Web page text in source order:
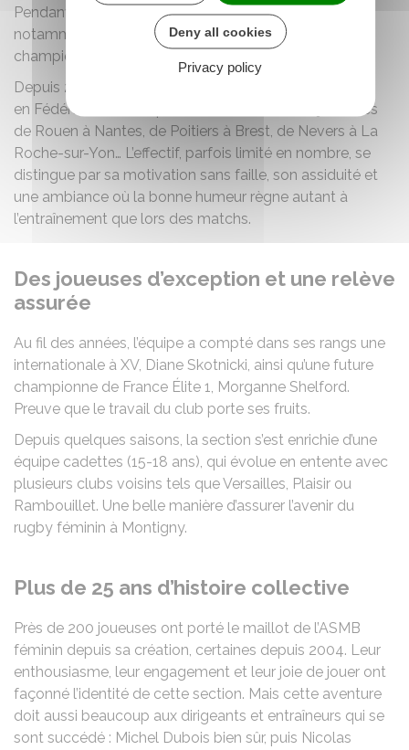
Pendant trois saisons, cette collaboration permet
notamment d’atteindre les quarts de finale du
championnat de Fédérale 3 en 2014.
Depuis 2015, l’ASMB Rugby défend seule ses couleurs
en Fédérale 2. Les déplacements mènent les joueuses
de Rouen à Nantes, de Poitiers à Brest, de Nevers à La
Roche-sur-Yon… L’effectif, parfois limité en nombre, se
distingue par sa motivation sans faille, son assiduité et
une ambiance où la bonne humeur règne autant à
l’entraînement que lors des matchs.
Des joueuses d’exception et une relève
assurée
Au fil des années, l’équipe a compté dans ses rangs une
internationale à XV, Diane Skotnicki, ainsi qu’une future
championne de France Élite 1, Morganne Shelford.
Preuve que le travail du club porte ses fruits.
Depuis quelques saisons, la section s’est enrichie d’une
équipe cadettes (15-18 ans), qui évolue en entente avec
plusieurs clubs voisins tels que Versailles, Plaisir ou
Rambouillet. Une belle manière d’assurer l’avenir du
rugby féminin à Montigny.
Plus de 25 ans d’histoire collective
Près de 200 joueuses ont porté le maillot de l’ASMB
féminin depuis sa création, certaines depuis 2004. Leur
enthousiasme, leur engagement et leur joie de jouer ont
façonné l’identité de cette section. Mais cette aventure
doit aussi beaucoup aux dirigeants et entraîneurs qui se
sont succédé : Michel Dubois bien sûr, puis Nicolas
Deny all cookies
Privacy policy